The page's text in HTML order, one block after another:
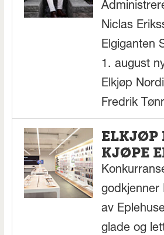
Niclas
Elgiganten
1. august
Elkjøp
Fredrik
ELKJØP
KJØPE
godkjenner
av
glade og